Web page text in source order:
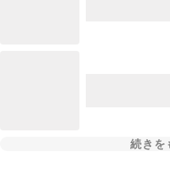
続きを